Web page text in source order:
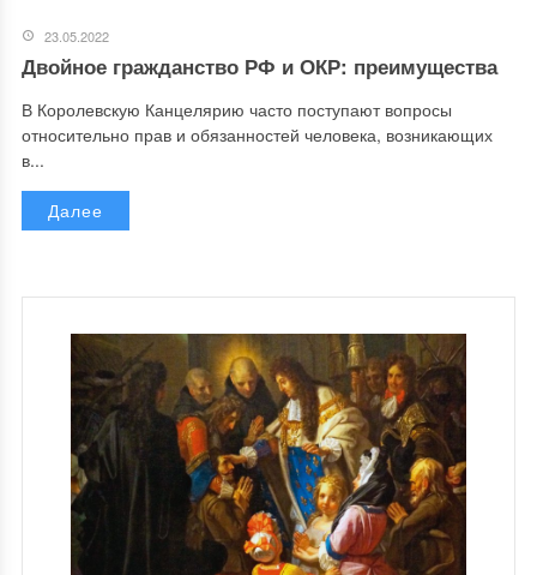
23.05.2022
Двойное гражданство РФ и ОКР: преимущества
В Королевскую Канцелярию часто поступают вопросы
относительно прав и обязанностей человека, возникающих
в...
Далее